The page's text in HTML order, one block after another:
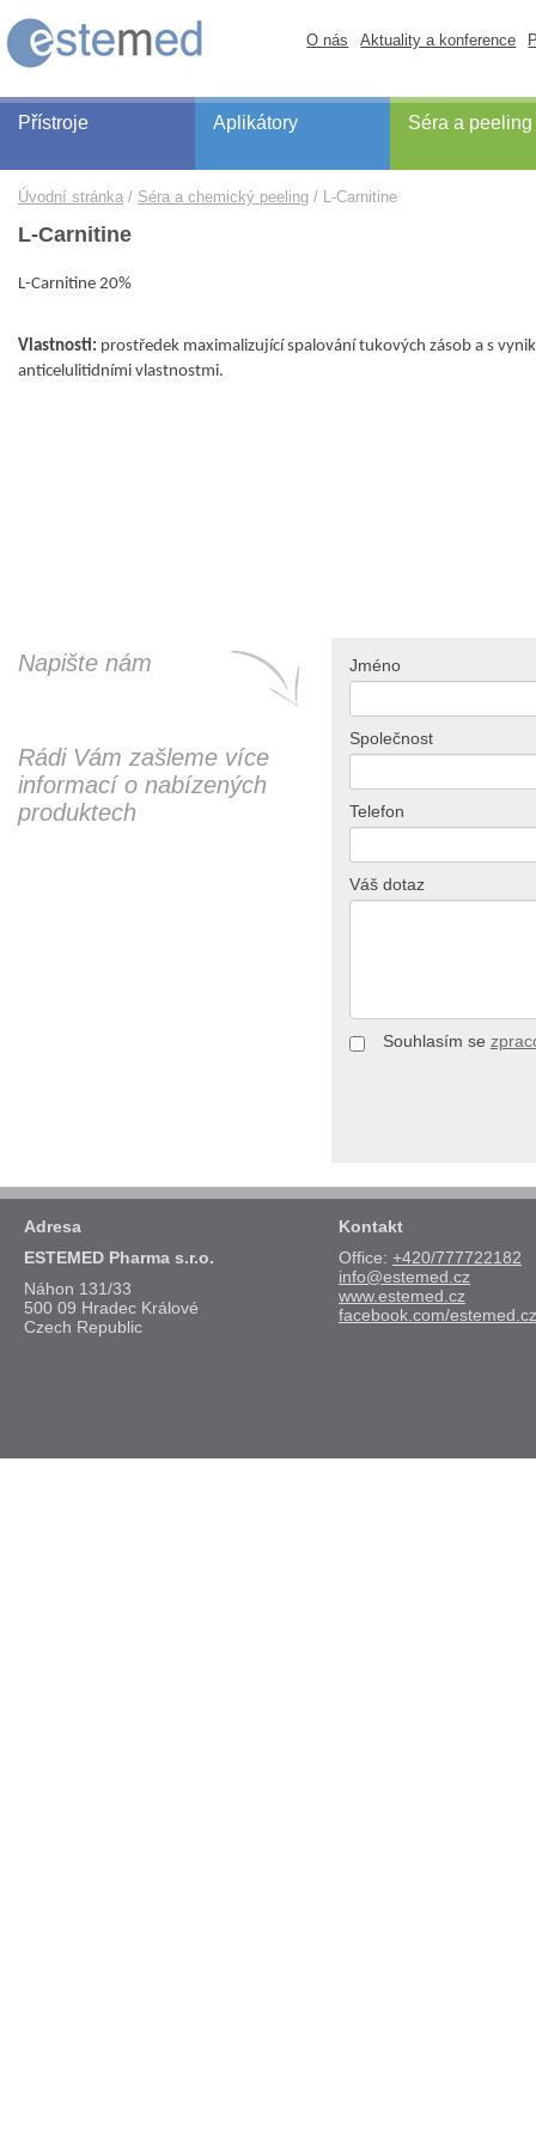
O nás Aktuality a konference
Přístroje Aplikátory Séra a peeling
Úvodní stránka Séra a chemický peeling L-Carnitine
L-Carnitine
L-Carnitine 20%
Vlastnosti: prostředek maximalizující spalování tukových zásob a s
anticelulitidními vlastnostmi.
Napište nám
Rádi Vám zašleme více
informací o nabízených
produktech
Jméno
Společnost
Telefon
Váš dotaz
Souhlasím se
Adresa
ESTEMED Pharma s.r.o.
Náhon 131/33
500 09 Hradec Králové
Czech Republic
Kontakt
Office: +420/777722182
info@estemed.cz
www.estemed.cz
facebook.com/estemed.cz